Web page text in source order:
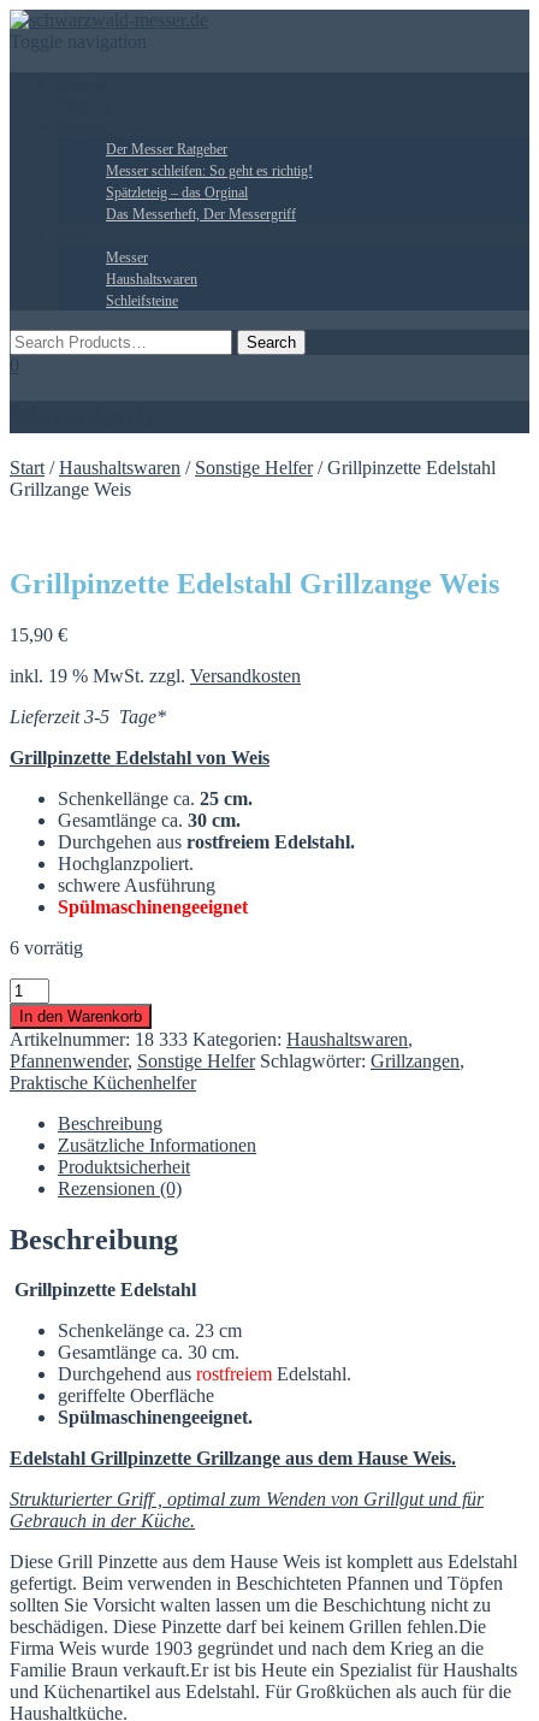
Der Messer Ratgeber
Messer schleifen: So geht es richtig!
Spätzleteig – das Orginal
Das Messerheft, Der Messergriff
Messer
Haushaltswaren
Schleifsteine
Start /Haushaltswaren / Sonstige Helfer/ Grillpinzette Edelstahl
Grillzange Weis
Grillpinzette Edelstahl Grillzange Weis
15,90 €
inkl. 19 % MwSt. zzgl. Versandkosten
Lieferzeit 3-5 Tage*
Grillpinzette Edelstahl von Weis
Schenkellänge ca. 25 cm.
Gesamtlänge ca. 30 cm.
Durchgehen aus rostfreiem Edelstahl.
Hochglanzpoliert.
schwere Ausführung
Spülmaschinengeeignet
6 vorrätig
Grillpinzette
Edelstahl
Grillzange
Weis
Menge
In den Warenkorb
Artikelnummer: 18 333 Kategorien: Haushaltswaren,
Pfannenwender, Sonstige Helfer Schlagwörter: Grillzangen,
Praktische Küchenhelfer
Beschreibung
Zusätzliche Informationen
Produktsicherheit
Rezensionen (0)
Beschreibung
Grillpinzette Edelstahl
Schenkelänge ca. 23 cm
Gesamtlänge ca. 30 cm.
Durchgehend aus rostfreiem Edelstahl.
geriffelte Oberfläche
Spülmaschinengeeignet.
Edelstahl Grillpinzette Grillzange aus dem Hause Weis.
Strukturierter Griff , optimal zum Wenden von Grillgut und für
Gebrauch in der Küche.
Diese Grill Pinzette aus dem Hause Weis ist komplett aus Edelstahl
gefertigt. Beim verwenden in Beschichteten Pfannen und Töpfen
sollten Sie Vorsicht walten lassen um die Beschichtung nicht zu
beschädigen. Diese Pinzette darf bei keinem Grillen fehlen.Die
Firma Weis wurde 1903 gegründet und nach dem Krieg an die
Familie Braun verkauft.Er ist bis Heute ein Spezialist für Haushalts
und Küchenartikel aus Edelstahl. Für Großküchen als auch für die
Haushaltküche.